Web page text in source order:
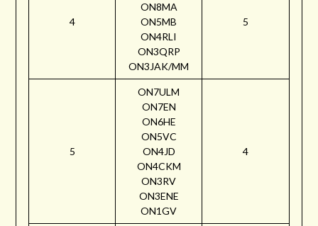
4
ON8MA
ON5MB
ON4RLI
ON3QRP
ON3JAK/MM
5
5
ON7ULM
ON7EN
ON6HE
ON5VC
ON4JD
ON4CKM
ON3RV
ON3ENE
ON1GV
4